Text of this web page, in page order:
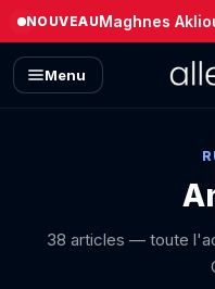
NOUVEAU
Menu
38 articles — toute